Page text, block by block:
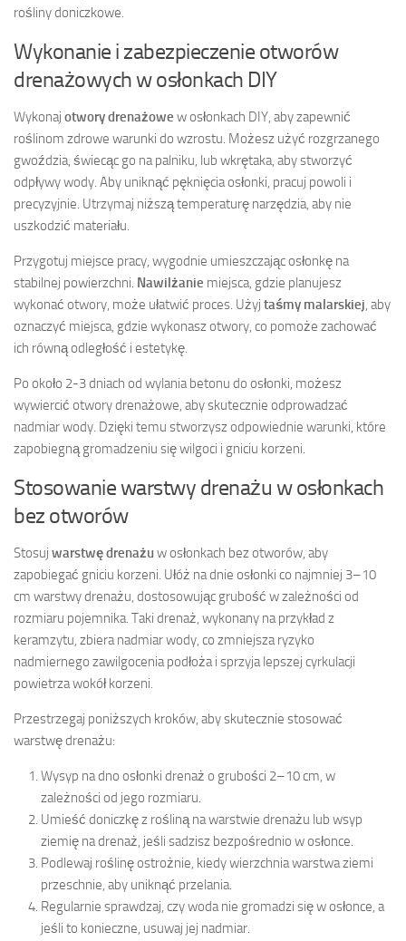
rośliny doniczkowe.
Wykonanie i zabezpieczenie otworów
drenażowych w osłonkach DIY
Wykonaj otwory drenażowe w osłonkach DIY, aby zapewnić
roślinom zdrowe warunki do wzrostu. Możesz użyć rozgrzanego
gwoździa, świecąc go na palniku, lub wkrętaka, aby stworzyć
odpływy wody. Aby uniknąć pęknięcia osłonki, pracuj powoli i
precyzyjnie. Utrzymaj niższą temperaturę narzędzia, aby nie
uszkodzić materiału.
Przygotuj miejsce pracy, wygodnie umieszczając osłonkę na
stabilnej powierzchni. Nawilżanie miejsca, gdzie planujesz
wykonać otwory, może ułatwić proces. Użyj taśmy malarskiej , aby
oznaczyć miejsca, gdzie wykonasz otwory, co pomoże zachować
ich równą odległość i estetykę.
Po około 2-3 dniach od wylania betonu do osłonki, możesz
wywiercić otwory drenażowe, aby skutecznie odprowadzać
nadmiar wody. Dzięki temu stworzysz odpowiednie warunki, które
zapobiegną gromadzeniu się wilgoci i gniciu korzeni.
Stosowanie warstwy drenażu w osłonkach
bez otworów
Stosuj warstwę drenażuw osłonkach bez otworów, aby
zapobiegać gniciu korzeni. Ułóż na dnie osłonki co najmniej 3–10
cm warstwy drenażu, dostosowując grubość w zależności od
rozmiaru pojemnika. Taki drenaż, wykonany na przykład z
keramzytu, zbiera nadmiar wody, co zmniejsza ryzyko
nadmiernego zawilgocenia podłoża i sprzyja lepszej cyrkulacji
powietrza wokół korzeni.
Przestrzegaj poniższych kroków, aby skutecznie stosować
warstwę drenażu:
Wysyp na dno osłonki drenaż o grubości 2–10 cm, w
zależności od jego rozmiaru.
Umieść doniczkę z rośliną na warstwie drenażu lub wsyp
ziemię na drenaż, jeśli sadzisz bezpośrednio w osłonce.
Podlewaj roślinę ostrożnie, kiedy wierzchnia warstwa ziemi
przeschnie, aby uniknąć przelania.
Regularnie sprawdzaj, czy woda nie gromadzi się w osłonce, a
jeśli to konieczne, usuwaj jej nadmiar.